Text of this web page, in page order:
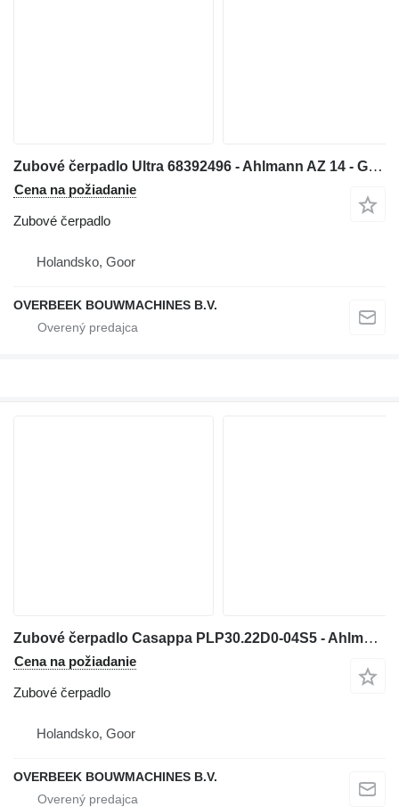
Zubové čerpadlo Ultra 68392496 - Ahlmann AZ 14 - Gearpump na kolesového nakladača
Cena na požiadanie
Zubové čerpadlo
Holandsko, Goor
OVERBEEK BOUWMACHINES B.V.
Zubové čerpadlo Casappa PLP30.22D0-04S5 - Ahlmann AZ 14 - Gearpump na kolesového nakladača
Cena na požiadanie
Zubové čerpadlo
Holandsko, Goor
OVERBEEK BOUWMACHINES B.V.